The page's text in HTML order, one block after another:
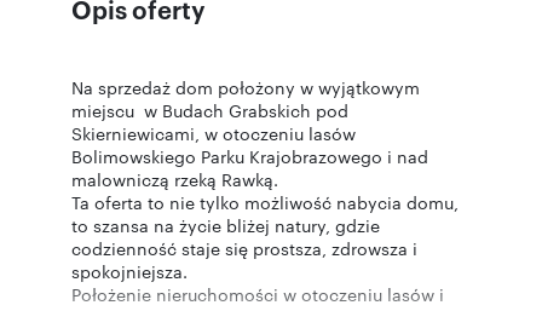
Opis oferty
Na sprzedaż dom położony w wyjątkowym
miejscu w Budach Grabskich pod
Skierniewicami, w otoczeniu lasów
Bolimowskiego Parku Krajobrazowego i nad
malowniczą rzeką Rawką.
Ta oferta to nie tylko możliwość nabycia domu,
to szansa na życie bliżej natury, gdzie
codzienność staje się prostsza, zdrowsza i
spokojniejsza.
Położenie nieruchomości w otoczeniu lasów i